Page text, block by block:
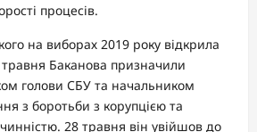
процесів.
на виборах 2019 року відкрила
Баканова призначили
голови СБУ та начальником
з боротьби з корупцією та
28 травня він увійшов до